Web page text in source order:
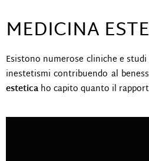
MEDICINA
Esistono numerose cliniche e studi
inestetismi contribuendo al
estetica ho capito quanto il